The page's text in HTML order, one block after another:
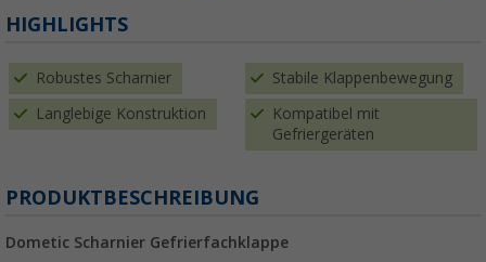
HIGHLIGHTS
Robustes Scharnier Stabile Klappenbewegung
Langlebige Konstruktion
Kompatibel mit
Gefriergeräten
PRODUKTBESCHREIBUNG
Dometic Scharnier Gefrierfachklappe